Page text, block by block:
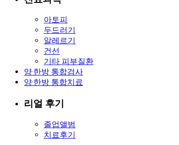
아토피
두드러기
알레르기
건선
기타 피부질환
양·한방 통합검사
양·한방 통합치료
리얼 후기
졸업앨범
치료후기